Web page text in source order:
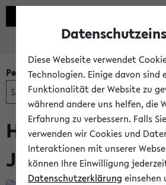
Personen- und Einrichtungssuche
Herr Prof. Dr.
Jahnke
Diese Webseite verwendet
Technologien. Einige davon sind
Funktionalität der Website zu
während andere uns helfen, die
Erfahrung zu verbessern. Falls
verwenden wir Cookies und
Interaktionen mit unserer
können Ihre Einwilligung
Datenschutzerklärung einsehen